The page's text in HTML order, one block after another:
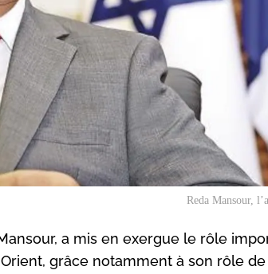
Reda Mansour,
Mansour, a mis en exergue le rôle
grâce notamment à son rôle